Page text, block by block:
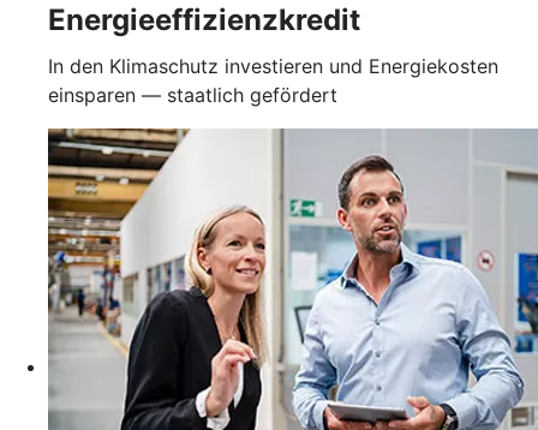
Energieeffizienzkredit
In den Klimaschutz investieren und Energiekosten
einsparen — staatlich gefördert